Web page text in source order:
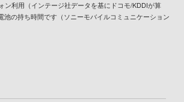
ン利用（インテージ社データを基にドコモ/KDDIが算
池の持ち時間です（ソニーモバイルコミュニケーション